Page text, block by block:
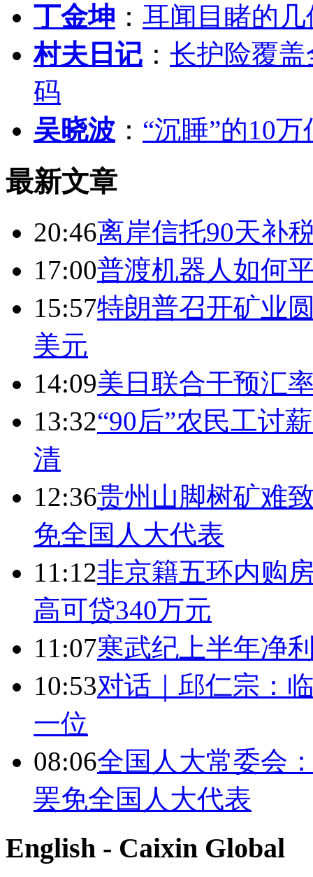
丁金坤 ： 耳闻目睹的
村夫日记 ： 长护险覆
码
吴晓波 ： “沉睡”的10
最新文章
20:46离岸信托90天补
17:00普渡机器人如何
15:57特朗普召开矿业
美元
14:09美日联合干预汇
13:32“90后”农民工讨
清
12:36贵州山脚树矿难
免全国人大代表
11:12非京籍五环内购
高可贷340万元
11:07寒武纪上半年净
10:53对话｜邱仁宗：
一位
08:06全国人大常委会
罢免全国人大代表
English - Caixin Global